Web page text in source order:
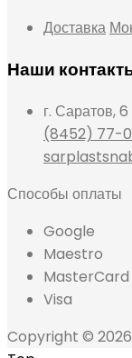
Доставка
Наши
г. Саратов,
(8452) 77-
Способы оплаты
Google
Maestro
MasterCard
Visa
Copyright ©